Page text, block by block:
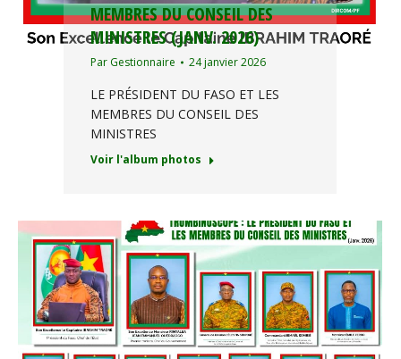
MEMBRES DU CONSEIL DES
MINISTRES (JANV. 2026)
Par Gestionnaire 24 janvier 2026
LE PRÉSIDENT DU FASO ET LES
MEMBRES DU CONSEIL DES
MINISTRES
Voir l'album photos